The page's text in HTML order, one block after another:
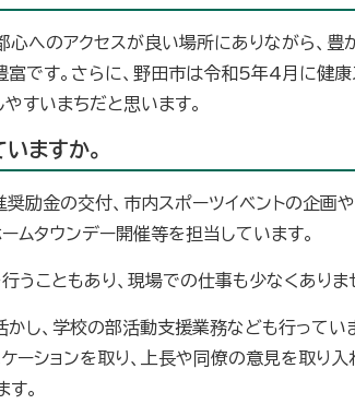
心へのアクセスが良い場所にありながら、
富です。さらに、野田市は令和5年4月に健
すいまちだと思います。
ますか。
奨励金の交付、市内スポーツイベントの企画
ムタウンデー開催等を担当しています。
こともあり、現場での仕事も少なくありま
かし、学校の部活動支援業務なども行ってい
ーションを取り、上長や同僚の意見を取り入
。